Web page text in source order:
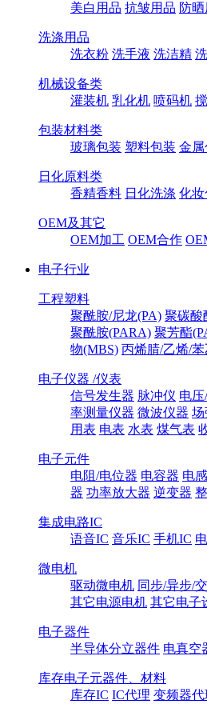
美白用品 抗皱用品 防
洗涤用品
洗衣粉 洗手液 洗洁精
机械设备类
灌装机 乳化机 喷码机
包装材料类
玻璃包装 塑料包装 金属
日化原料类
香精香料 日化洗涤 化妆
OEM及其它
OEM加工 OEM合作
电子行业
工程塑料
聚酰胺/尼龙(PA) 聚碳酸
聚酰胺(PARA) 聚芳酯
物(MBS) 丙烯腈/乙烯/
电子仪器 /仪表
信号发生器 脉冲仪 电
率测量仪器 微波仪器 场
用表 电表 水表 煤气表
电子元件
电阻/电位器 电容器 电
器 功率放大器 逆变器
集成电路IC
语音IC 音乐IC 手机IC
微电机
驱动微电机 同步/异步/
其它电源电机 其它电子
电子器件
半导体分立器件 电真空
库存电子元器件、材料
库存IC IC代理 变频器代